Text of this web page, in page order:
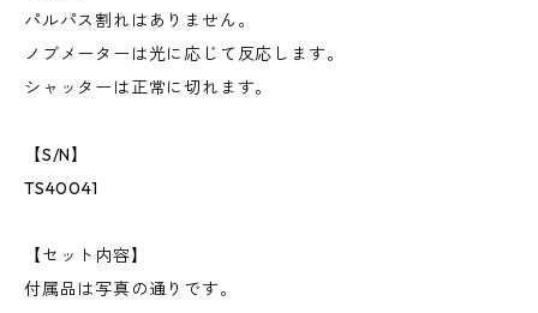
パルパス割れはありません。
ノブメーターは光に応じて反応します。
シャッターは正常に切れます。
【S/N】
TS40041
【セット内容】
付属品は写真の通りです。